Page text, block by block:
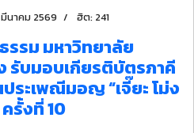
นาคม 2569 ฮิต: 241
รม มหาวิทยาลัย
รับมอบเกียรติบัตรภาคี
ระเพณีมอญ “เจี๊ยะ โม่ง
ครั้งที่ 10